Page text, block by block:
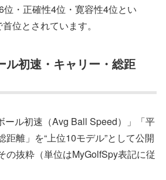
・正確性4位・寛容性4位とい
位とされています。
ル初速・キャリー・総距
ール初速（Avg Ball Speed）」「平
距離」を“上位10モデル”として公開
の抜粋（単位はMyGolfSpy表記に従